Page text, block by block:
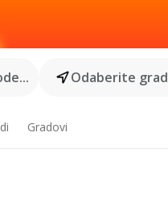
Odaberite grad
Gradovi